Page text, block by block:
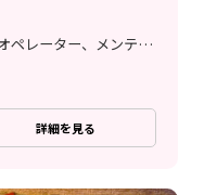
組立・組付け、加工、マシンオペレーター、メンテナンス・保全、座り作業、玉掛け・クレーン、ライン作業、立ち作業、溶接、塗装、バリ取り
詳細を見る